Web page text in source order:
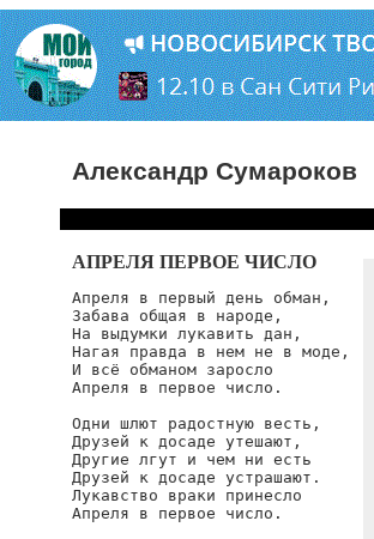
Александр Сумароков
АПРЕЛЯ ПЕРВОЕ ЧИСЛО
Апреля в первый день обман,
Забава общая в народе,
На выдумки лукавить дан,
Нагая правда в нем не в моде,
И всё обманом заросло
Апреля в первое число.
Одни шлют радостную весть,
Друзей к досаде утешают,
Другие лгут и чем ни есть
Друзей к досаде устрашают.
Лукавство враки принесло
Апреля в первое число.